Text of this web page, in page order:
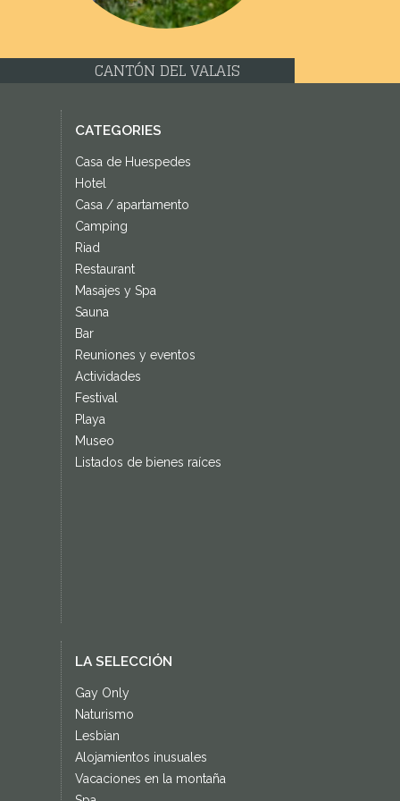
CANTÓN DEL VALAIS
CATEGORIES
Casa de Huespedes
Hotel
Casa / apartamento
Camping
Riad
Restaurant
Masajes y Spa
Sauna
Bar
Reuniones y eventos
Actividades
Festival
Playa
Museo
Listados de bienes raíces
LA SELECCIÓN
Gay Only
Naturismo
Lesbian
Alojamientos inusuales
Vacaciones en la montaña